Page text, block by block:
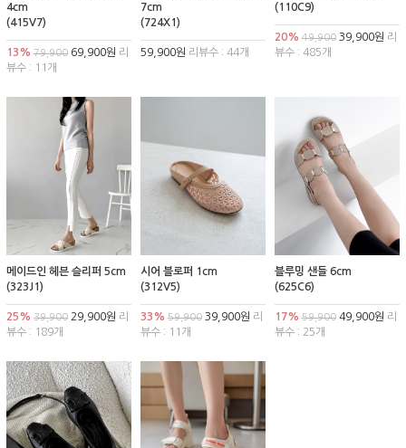
4cm
(415V7)
13% 79,900 69,900원 리
뷰수 : 11개
7cm
(724X1)
59,900원 리뷰수 : 44개
(110C9)
20% 49,90039,900원 리
뷰수 : 485개
메이드인 헤븐 슬리퍼 5cm
(323J1)
25% 39,900 29,900원 리
뷰수 : 189개
시어 블로퍼 1cm
(312V5)
33% 59,90039,900원 리
뷰수 : 11개
블루밍 샌들 6cm
(625C6)
17% 59,90049,900원 리
뷰수 : 25개